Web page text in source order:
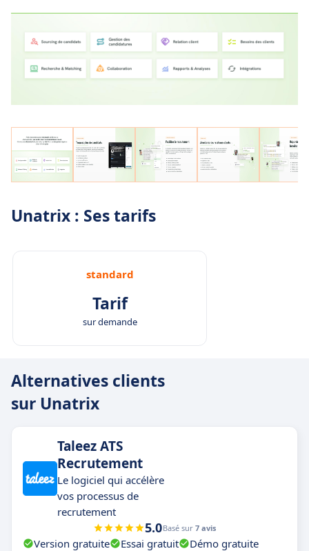
Unatrix : Ses tarifs
standard
Tarif
sur demande
Alternatives clients
sur Unatrix
Taleez ATS
Recrutement
Le logiciel qui accélère
vos processus de
recrutement
5.0Basé sur 7 avis
Version gratuite Essai gratuit
Démo gratuite